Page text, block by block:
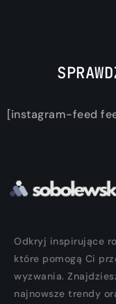
[instagram-feed
Odkryj inspirujące
które pomogą Ci
wyzwania.
najnowsze trendy